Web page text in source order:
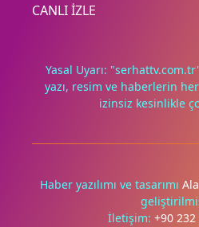
Deneyimini iyileştirmek ve
yalnızca onayınla.
CANLI İZLE
Yasal Uyarı:
yazı, resim ve haberlerin her
izinsiz kesinlikle
Haber yazılımı ve tasarımı
İletişim: +90